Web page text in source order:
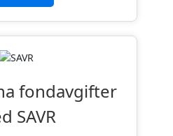
fondavgifter
SAVR